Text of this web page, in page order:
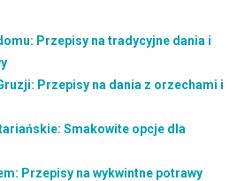
Przepisy na tradycyjne dania i
Przepisy na dania z orzechami i
Smakowite opcje dla
Przepisy na wykwintne potrawy